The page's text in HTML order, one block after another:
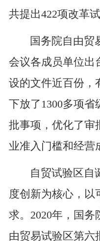
共提出422项改革试
国务院自由贸
会议各成员单位出
设的文件近百份，
下放了1300多项
批事项，优化了审
业准入门槛和经营
自贸试验区自
度创新为核心，以
求。2020年，国务
由贸易试验区第六